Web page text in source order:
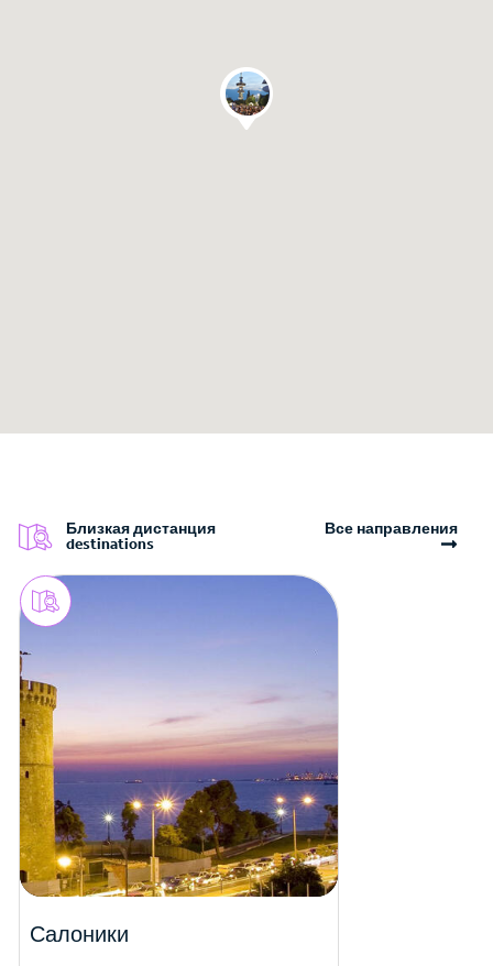
Близкая дистанция
destinations
Все направления
Салоники